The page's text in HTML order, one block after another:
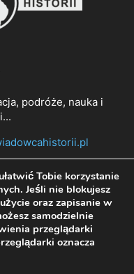
podróże, nauka i
NAMI
Tobie korzystanie
Jeśli nie blokujesz
oraz zapisanie w
samodzielnie
przeglądarki
oznacza